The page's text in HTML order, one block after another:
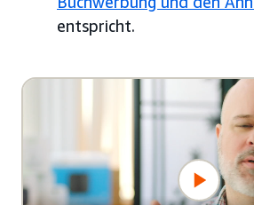
entspricht.